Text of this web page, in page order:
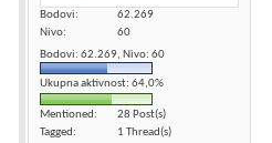
Bodovi
62.269
Nivo
60
Bodovi: 62.269, Nivo: 60
Ukupna aktivnost: 64,0%
Mentioned
28 Post(s)
Tagged
1 Thread(s)